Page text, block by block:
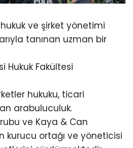
ve şirket yönetimi
tanınan uzman bir
Hukuk Fakültesi
hukuku, ticari
arabuluculuk.
ve Kaya & Can
kurucu ortağı ve yöneticisi